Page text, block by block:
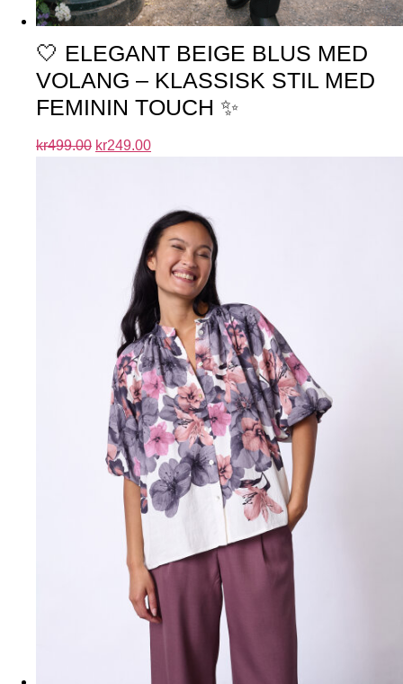
🤍 ELEGANT BEIGE BLUS MED
VOLANG – KLASSISK STIL MED
FEMININ TOUCH ✨
kr499.00 kr249.00